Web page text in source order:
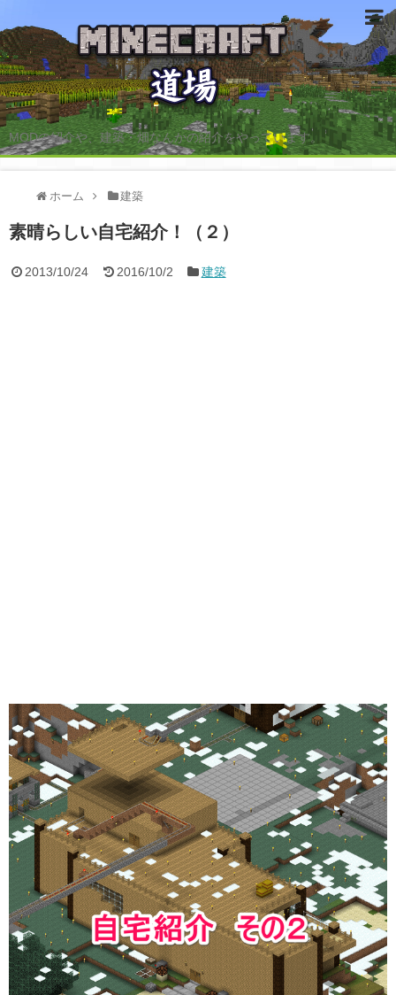
MODの紹介や、建築・畑なんかの紹介をやっています。
ホーム 建築
素晴らしい自宅紹介！（２）
2013/10/24 2016/10/2 建築